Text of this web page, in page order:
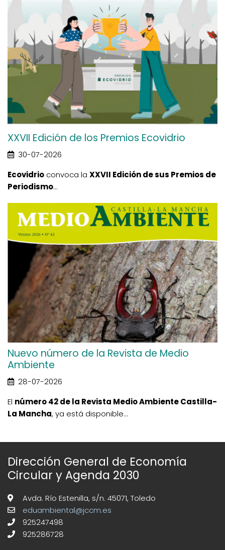
XXVII Edición de los Premios Ecovidrio
30-07-2026
Ecovidrio convoca la XXVII Edición de sus Premios de
Periodismo...
Nuevo número de la Revista de Medio
Ambiente
28-07-2026
El número 42 de la Revista Medio Ambiente Castilla-
La Mancha, ya está disponible...
Dirección General de Economía
Circular y Agenda 2030
Avda. Río Estenilla, s/n. 45071, Toledo
eduambiental@jccm.es
925247498
925286728